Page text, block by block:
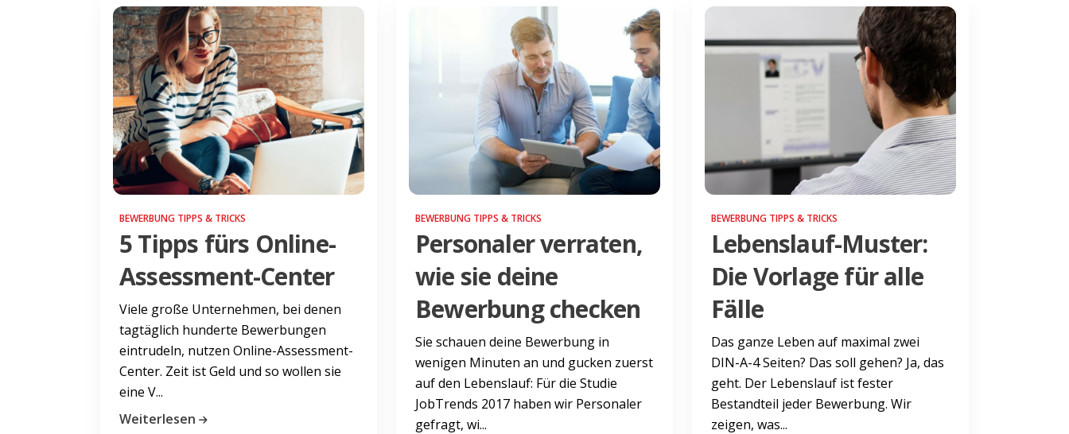
BEWERBUNG TIPPS & TRICKS
5 Tipps fürs Online-
Assessment-Center
Viele große Unternehmen, bei denen
tagtäglich hunderte Bewerbungen
eintrudeln, nutzen Online-Assessment-
Center. Zeit ist Geld und so wollen sie
eine V...
Weiterlesen
BEWERBUNG TIPPS & TRICKS
Personaler verraten,
wie sie deine
Bewerbung checken
Sie schauen deine Bewerbung in
wenigen Minuten an und gucken zuerst
auf den Lebenslauf: Für die Studie
JobTrends 2017 haben wir Personaler
gefragt, wi...
BEWERBUNG TIPPS & TRICKS
Lebenslauf-Muster:
Die Vorlage für alle
Fälle
Das ganze Leben auf maximal zwei
DIN-A-4 Seiten? Das soll gehen? Ja, das
geht. Der Lebenslauf ist fester
Bestandteil jeder Bewerbung. Wir
zeigen, was...